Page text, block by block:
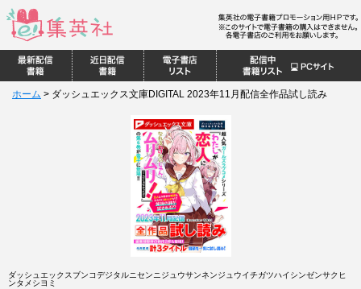
ホーム > ダッシュエックス文庫DIGITAL 2023年11月配信全作品試し読み
ダッシュエックスブンコデジタルニセンニジュウサンネンジュウイチガツハイシンゼンサクヒ
ンタメシヨミ